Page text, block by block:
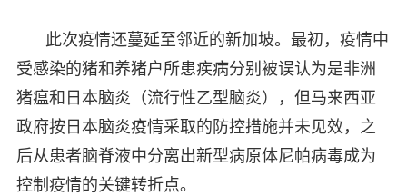
此次疫情还蔓延至邻近的新加坡。最初，疫情中
受感染的猪和养猪户所患疾病分别被误认为是非洲
猪瘟和日本脑炎（流行性乙型脑炎），但马来西亚
政府按日本脑炎疫情采取的防控措施并未见效，之
后从患者脑脊液中分离出新型病原体尼帕病毒成为
控制疫情的关键转折点。